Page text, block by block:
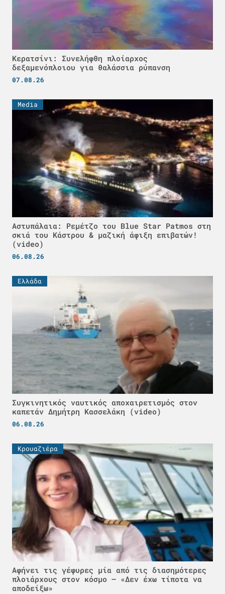
Κερατσίνι: Συνελήφθη πλοίαρχος
δεξαμενόπλοιου για θαλάσσια ρύπανση
07.08.26
Media
Αστυπάλαια: Ρεμέτζο του Blue Star Patmos στη
σκιά του Κάστρου & μαζική άφιξη επιβατών!
(video)
06.08.26
Ελλάδα
Συγκινητικός ναυτικός αποχαιρετισμός στον
καπετάν Δημήτρη Κασσελάκη (video)
06.08.26
Κρουαζιέρα
Αφήνει τις γέφυρες μία από τις διασημότερες
πλοιάρχους στον κόσμο – «Δεν έχω τίποτα να
αποδείξω»